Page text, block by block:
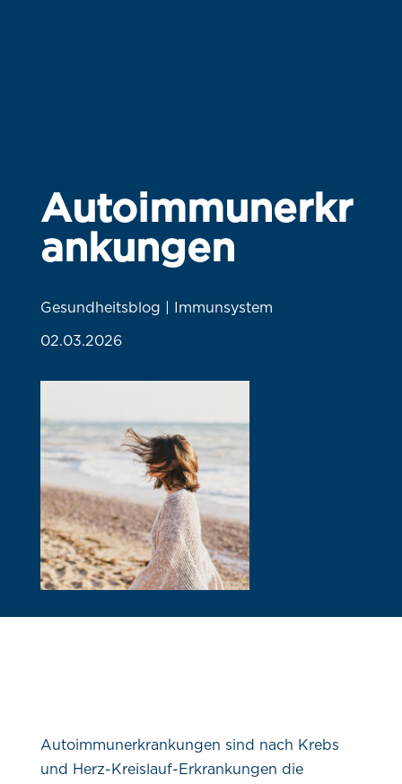
Autoimmunerkr
ankungen
Gesundheitsblog | Immunsystem
02.03.2026
Autoimmunerkrankungen sind nach Krebs
und Herz-Kreislauf-Erkrankungen die